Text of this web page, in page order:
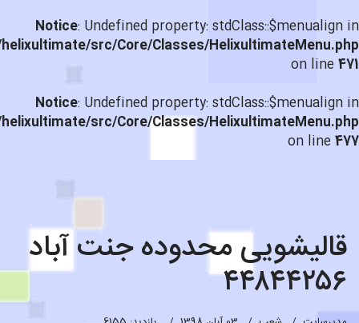
Notice: Undefined property: stdClass::$menualign in
src/Core/Classes/HelixultimateMenu.php
on line471
Notice: Undefined property: stdClass::$menualign in
src/Core/Classes/HelixultimateMenu.php
on line477
قالیشویی محدوده جنت آباد
۴۴۸۴۴۲۵۶